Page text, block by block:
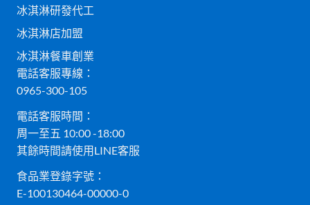
冰淇淋研發代工
冰淇淋店加盟
冰淇淋餐車創業
電話客服專線：
0965-300-105
電話客服時間：
周一至五 10:00 -18:00
其餘時間請使用LINE客服
食品業登錄字號：
E-100130464-00000-0